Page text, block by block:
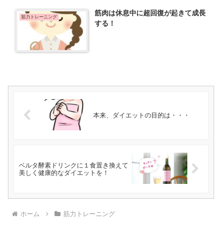
筋力トレーニング
筋肉は休息中に超回復が起きて成長
する！
本来、ダイエットの目的は・・・
ベルタ酵素ドリンクに１食置き換えて
美しく健康的なダイエットを！
ホーム 筋力トレーニング